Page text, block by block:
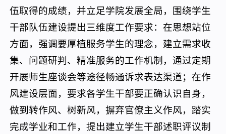
伍取得的成绩，并立足学院发展全局，围绕学生
干部队伍建设提出三维度工作要求：在思想站位
方面，强调要厚植服务学生的理念，建立需求收
集、问题研判、精准服务的工作机制，通过定期
开展师生座谈会等途径畅通诉求表达渠道；在作
风建设层面，要求各学生干部要正确认识自身，
做到转作风、树新风，摒弃官僚主义作风，踏实
完成学业和工作，提出建立学生干部述职评议制